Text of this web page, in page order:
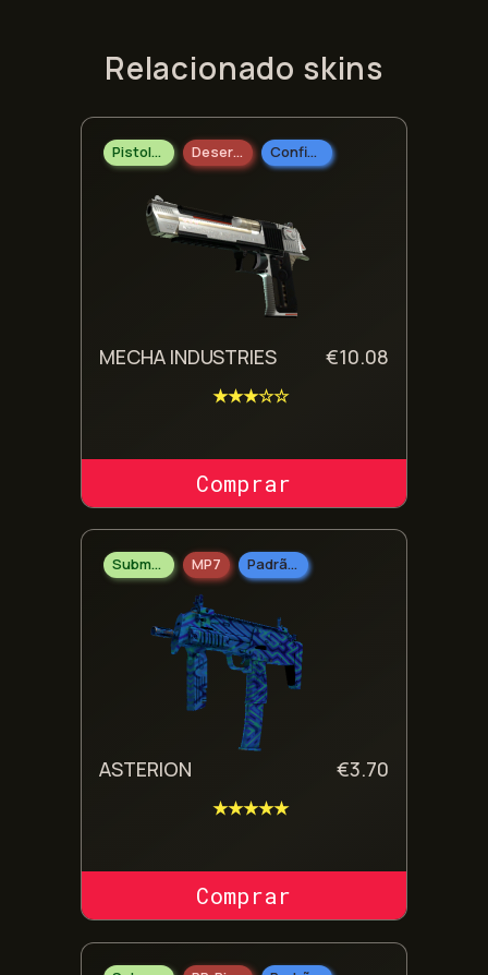
Relacionado skins
Pistolas Desert Eagle Confidencial
MECHA INDUSTRIES €10.08
★★★☆☆
COMPRAR SKIN
Submetralhadoras MP7 Padrão Doméstico
ASTERION €3.70
★★★★★
COMPRAR SKIN